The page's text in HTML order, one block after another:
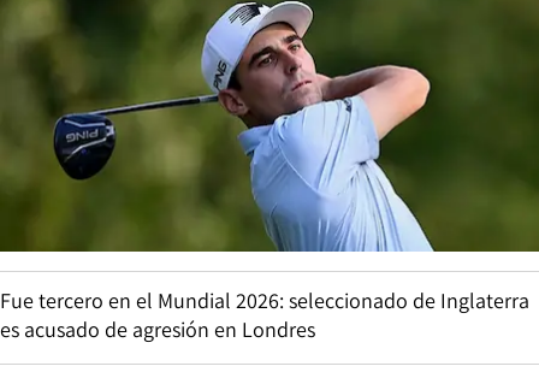
Fue tercero en el Mundial 2026: seleccionado de Inglaterra
es acusado de agresión en Londres